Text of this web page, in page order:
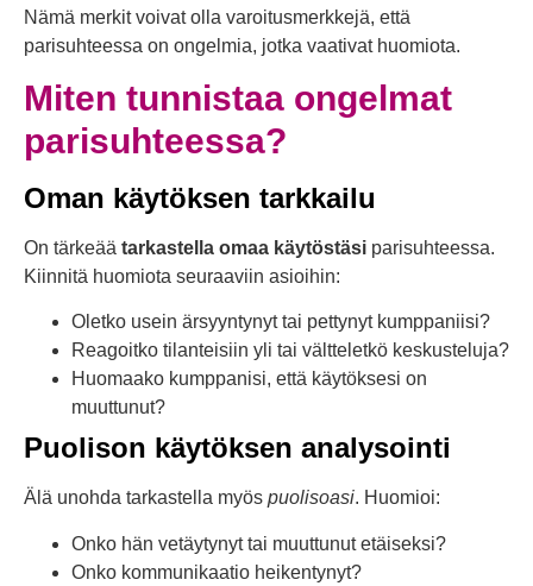
Nämä merkit voivat olla varoitusmerkkejä, että
parisuhteessa on ongelmia, jotka vaativat huomiota.
Miten tunnistaa ongelmat
parisuhteessa?
Oman käytöksen tarkkailu
On tärkeää tarkastella omaa käytöstäsi parisuhteessa.
Kiinnitä huomiota seuraaviin asioihin:
Oletko usein ärsyyntynyt tai pettynyt kumppaniisi?
Reagoitko tilanteisiin yli tai vältteletkö keskusteluja?
Huomaako kumppanisi, että käytöksesi on
muuttunut?
Puolison käytöksen analysointi
Älä unohda tarkastella myös puolisoasi. Huomioi:
Onko hän vetäytynyt tai muuttunut etäiseksi?
Onko kommunikaatio heikentynyt?